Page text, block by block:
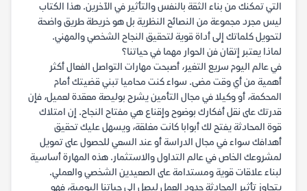
التي تمكنك من بناء الثقة بالنفس والتأثير في الآخرين. هذا الكتاب
ليس مجرد مجموعة من النصائح النظرية بل هو خريطة طريق واضحة
لتحويل كلماتك إلى أداة قوية لتحقيق النجاح الشخصي والمهني.
لماذا يعتبر إتقان فن الحوار مهما في حياتنا؟
في عالم اليوم سريع التغير، أصبحت مهارات التواصل الفعال أكثر
أهمية من أي وقت مضى. سواء كنت محاميا تبني قضيتك أمام
المحكمة، أو وكيلا في مجال التأمين يشرح بوليصة معقدة لعميل، فإن
قدرتك على نقل أفكارك بوضوح وإقناع هي مفتاح النجاح. إن امتلاك
قوة المحادثة يفتح لك أبوابا كانت مغلقة، ويسهل عليك تحقيق
أهدافك سواء في مجال الدراسة أو عند السعي للحصول على تمويل
لمشروعك الخاص في عالم التداول والاستثمار. هذه المهارة أساسية
لبناء علاقات قوية ومستدامة على الصعيدين الشخصي والعملي.
يتجاوز تأثير المحادثة حدود العمل ليصل إلى حياتنا اليومية، فهو